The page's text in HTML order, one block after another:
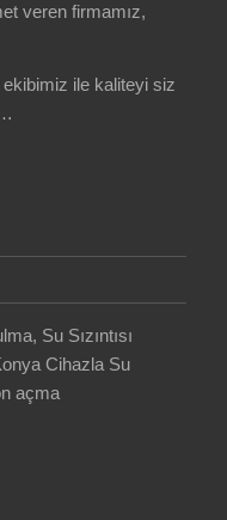
veren firmamız,
ile kaliteyi siz
Su Sızıntısı
Cihazla Su
açma